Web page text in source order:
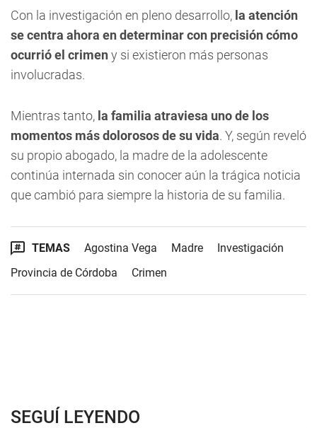
Con la investigación en pleno desarrollo, la atención
se centra ahora en determinar con precisión cómo
ocurrió el crimen y si existieron más personas
involucradas.
Mientras tanto, la familia atraviesa uno de los
momentos más dolorosos de su vida. Y, según reveló
su propio abogado, la madre de la adolescente
continúa internada sin conocer aún la trágica noticia
que cambió para siempre la historia de su familia.
TEMAS Agostina Vega Madre
Investigación
Provincia de Córdoba
Crimen
SEGUÍ LEYENDO